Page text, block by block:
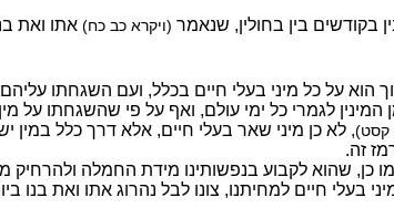
בין בחולין, שנאמר (ויקרא כב כח) אתו ואת
הוא על כל מיני בעלי חיים בכלל, ועם השגחתו
המינין לגמרי כל ימי עולם, ואף על פי שהשגחתו על
קסט), לא כן מיני שאר בעלי חיים, אלא דרך כלל במין
זה.
כן, שהוא לקבוע בנפשותינו מידת החמלה ולהרחיק
בעלי חיים למחיתנו, צונו לבל נהרוג אתו ואת בנו